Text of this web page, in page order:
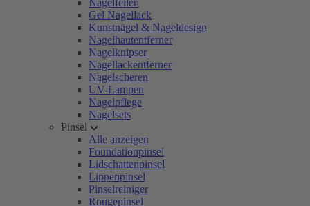
Nagelfeilen
Gel Nagellack
Kunstnägel & Nageldesign
Nagelhautentferner
Nagelknipser
Nagellackentferner
Nagelscheren
UV-Lampen
Nagelpflege
Nagelsets
Pinsel
Alle anzeigen
Foundationpinsel
Lidschattenpinsel
Lippenpinsel
Pinselreiniger
Rougepinsel